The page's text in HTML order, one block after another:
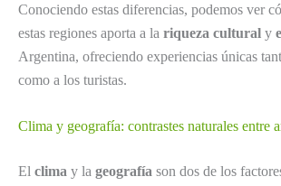
Conociendo estas diferencias, podemos ver
estas regiones aporta a la riqueza cultural y
Argentina, ofreciendo experiencias únicas
como a los turistas.
Clima y geografía: contrastes naturales entre
El clima y la geografía son dos de los